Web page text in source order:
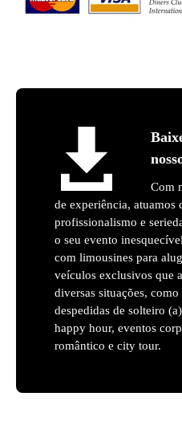
Com
de experiência, atuamos
profissionalismo e
o seu evento
com limousines para
veículos exclusivos que
diversas situações, como
despedidas de solteiro
happy hour, eventos
romântico e city tour.